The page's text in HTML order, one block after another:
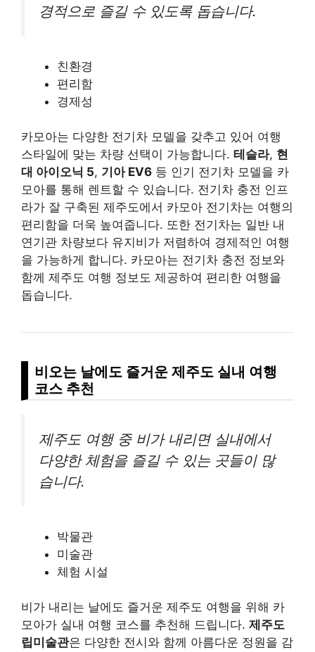
경적으로 즐길 수 있도록 돕습니다.
친환경
편리함
경제성
카모아는 다양한 전기차 모델을 갖추고 있어 여행
스타일에 맞는 차량 선택이 가능합니다. 테슬라, 현
대 아이오닉 5, 기아 EV6 등 인기 전기차 모델을 카
모아를 통해 렌트할 수 있습니다. 전기차 충전 인프
라가 잘 구축된 제주도에서 카모아 전기차는 여행의
편리함을 더욱 높여줍니다. 또한 전기차는 일반 내
연기관 차량보다 유지비가 저렴하여 경제적인 여행
을 가능하게 합니다. 카모아는 전기차 충전 정보와
함께 제주도 여행 정보도 제공하여 편리한 여행을
돕습니다.
비오는 날에도 즐거운 제주도 실내 여행
코스 추천
제주도 여행 중 비가 내리면 실내에서
다양한 체험을 즐길 수 있는 곳들이 많
습니다.
박물관
미술관
체험 시설
비가 내리는 날에도 즐거운 제주도 여행을 위해 카
모아가 실내 여행 코스를 추천해 드립니다. 제주도
립미술관은 다양한 전시와 함께 아름다운 정원을 감